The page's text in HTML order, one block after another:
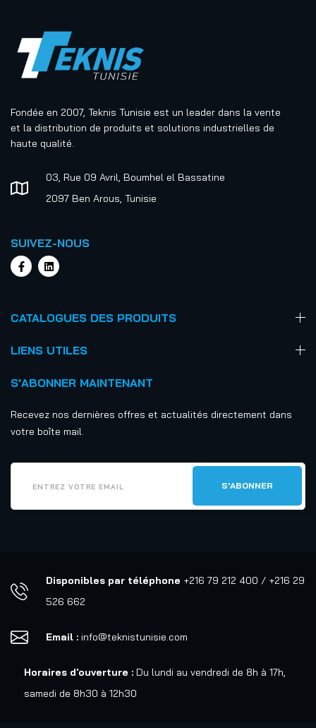
Fondée en 2007, Teknis Tunisie est un leader dans la vente
et la distribution de produits et solutions industrielles de
haute qualité.
03, Rue 09 Avril, Boumhel el Bassatine
2097 Ben Arous, Tunisie
SUIVEZ-NOUS
CATALOGUES DES PRODUITS
LIENS UTILES
S'ABONNER MAINTENANT
Recevez nos dernières offres et actualités directement dans
votre boîte mail.
Disponibles par téléphone +216 79 212 400 / +216 29
526 662
Email : info@teknistunisie.com
Horaires d'ouverture : Du lundi au vendredi de 8h à 17h,
samedi de 8h30 à 12h30